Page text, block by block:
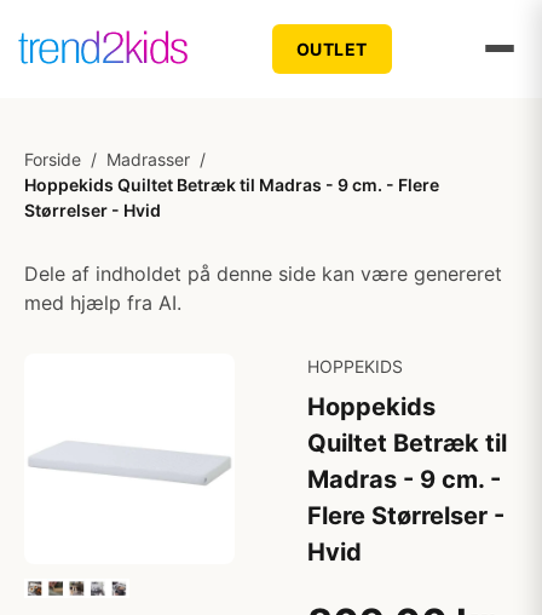
OUTLET
Forside / Madrasser /
Hoppekids Quiltet Betræk til Madras - 9 cm. - Flere
Størrelser - Hvid
Dele af indholdet på denne side kan være genereret
med hjælp fra AI.
HOPPEKIDS
Hoppekids
Quiltet Betræk til
Madras - 9 cm. -
Flere Størrelser -
Hvid